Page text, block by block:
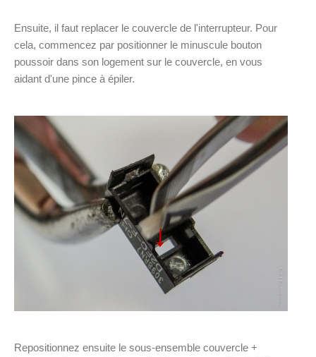
Ensuite, il faut replacer le couvercle de l'interrupteur. Pour
cela, commencez par positionner le minuscule bouton
poussoir dans son logement sur le couvercle, en vous
aidant d'une pince à épiler.
Repositionnez ensuite le sous-ensemble couvercle +